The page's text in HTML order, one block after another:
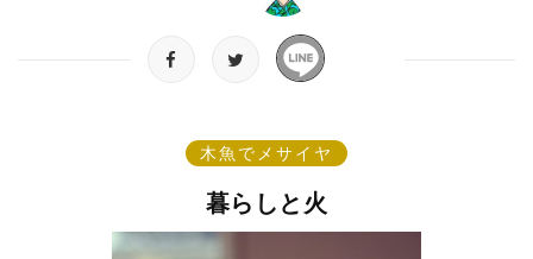
木魚でメサイヤ
暮らしと火